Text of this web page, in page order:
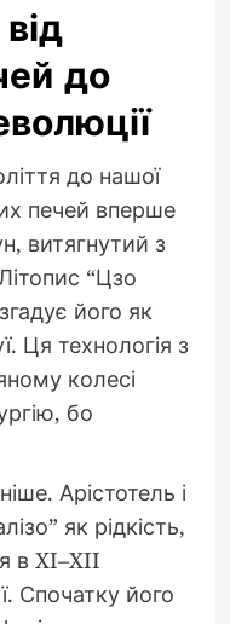
до
до нашої
печей вперше
витягнутий з
“Цзо
його як
Ця технологія з
колесі
бо
Арістотель і
як рідкість,
в XI–XII
Спочатку його